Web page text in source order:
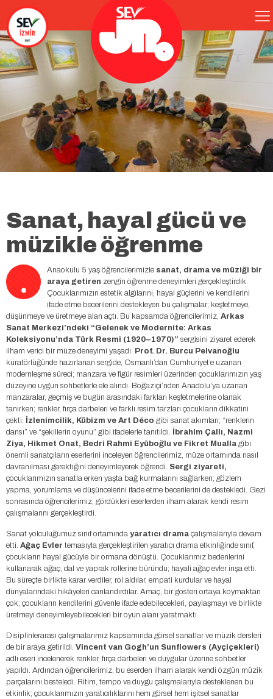
Sanat, hayal gücü ve
müzikle öğrenme
. Anaokulu 5 yaş öğrencilerimizle sanat, drama ve müziği bir
araya getiren zengin öğrenme deneyimleri gerçekleştirdik.
Çocuklarımızın estetik algılarını, hayal güçlerini ve kendilerini
ifade etme becerilerini destekleyen bu çalışmalar; keşfetmeye,
düşünmeye ve üretmeye alan açtı. Bu kapsamda öğrencilerimiz, Arkas
Sanat Merkezi’ndeki “Gelenek ve Modernite: Arkas
Koleksiyonu’nda Türk Resmi (1920–1970)” sergisini ziyaret ederek
ilham verici bir müze deneyimi yaşadı. Prof. Dr. Burcu Pelvanoğlu
küratörlüğünde hazırlanan sergide, Osmanlı’dan Cumhuriyet’e uzanan
modernleşme süreci; manzara ve figür resimleri üzerinden çocuklarımızın yaş
düzeyine uygun sohbetlerle ele alındı. Boğaziçi’nden Anadolu’ya uzanan
manzaralar, geçmiş ve bugün arasındaki farkları keşfetmelerine olanak
tanırken; renkler, fırça darbeleri ve farklı resim tarzları çocukların dikkatini
çekti.
İzlenimcilik, Kübizm ve Art Déco gibi sanat akımları; “renklerin
dansı” ve “şekillerin oyunu” gibi ifadelerle tanıtıldı.
İbrahim Çallı, Nazmi
Ziya, Hikmet Onat, Bedri Rahmi Eyüboğlu ve Fikret Mualla gibi
önemli sanatçıların eserlerini inceleyen öğrencilerimiz, müze ortamında nasıl
davranılması gerektiğini deneyimleyerek öğrendi. Sergi ziyareti,
çocuklarımızın sanatla erken yaşta bağ kurmalarını sağlarken; gözlem
yapma, yorumlama ve düşüncelerini ifade etme becerilerini de destekledi. Gezi
sonrasında öğrencilerimiz, gördükleri eserlerden ilham alarak kendi resim
çalışmalarını gerçekleştirdi.
Sanat yolculuğumuz sınıf ortamında yaratıcı drama çalışmalarıyla devam
etti. Ağaç Evler temasıyla gerçekleştirilen yaratıcı drama etkinliğinde sınıf,
çocukların hayal gücüyle bir ormana dönüştü. Çocuklarımız bedenlerini
kullanarak ağaç, dal ve yaprak rollerine büründü; hayali ağaç evler inşa etti.
Bu süreçte birlikte karar verdiler, rol aldılar, empati kurdular ve hayal
dünyalarındaki hikâyeleri canlandırdılar. Amaç, bir gösteri ortaya koymaktan
çok; çocukların kendilerini güvenle ifade edebilecekleri, paylaşmayı ve birlikte
üretmeyi deneyimleyebilecekleri bir oyun alanı yaratmaktı.
Disiplinlerarası çalışmalarımız kapsamında görsel sanatlar ve müzik dersleri
de bir araya getirildi. Vincent van Gogh’un Sunflowers (Ayçiçekleri)
adlı eseri incelenerek renkler, fırça darbeleri ve duygular üzerine sohbetler
yapıldı. Ardından öğrencilerimiz, bu eserden ilham alarak kendi özgün müzik
parçalarını besteledi. Ritim, tempo ve duygu çalışmalarıyla desteklenen bu
etkinlik; çocuklarımızın yaratıcılıklarını hem görsel hem işitsel sanatlar